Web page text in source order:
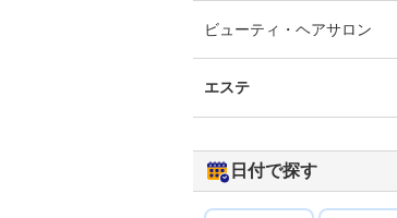
ビューティ・ヘアサロン
エステ
日付で探す